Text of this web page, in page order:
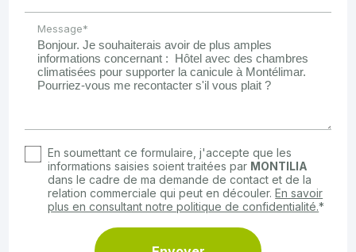
Message*
En soumettant ce formulaire, j'accepte que les
informations saisies soient traitées par MONTILIA
dans le cadre de ma demande de contact et de la
relation commerciale qui peut en découler.En savoir
plus en consultant notre politique de confidentialité.*